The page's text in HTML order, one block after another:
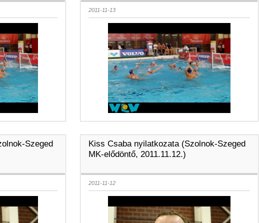
2011-11-13
Szeged
Kiss Csaba nyilatkozata (Szolnok-Szeged
MK-elődöntő, 2011.11.12.)
2011-11-12